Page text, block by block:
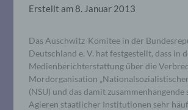
Erstellt am8. Januar 2013
Das Auschwitz-Komitee in der
Deutschland e. V. hat festgestellt, dass in
Medienberichterstattung über die
Mordorganisation
(NSU) und das damit zusammenhängende
Agieren staatlicher Institutionen sehr